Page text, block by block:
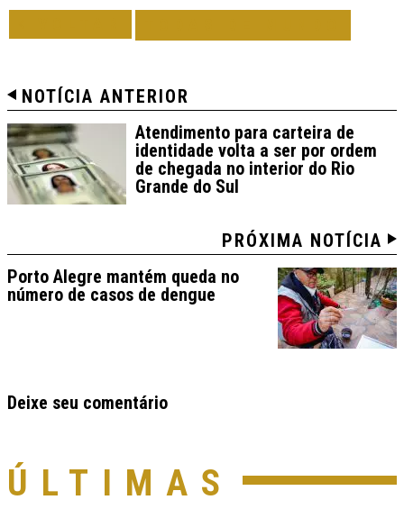
NOTÍCIA ANTERIOR
Atendimento para carteira de
identidade volta a ser por ordem
de chegada no interior do Rio
Grande do Sul
PRÓXIMA NOTÍCIA
Porto Alegre mantém queda no
número de casos de dengue
Deixe seu comentário
ÚLTIMAS